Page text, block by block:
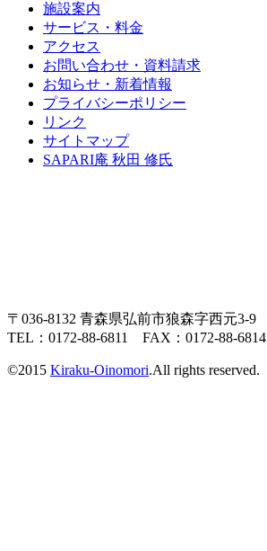
施設案内
サービス・料金
アクセス
お問い合わせ・資料請求
お知らせ・新着情報
プライバシーポリシー
リンク
サイトマップ
SAPARI庵 秋田 修氏
〒036-8132 青森県弘前市狼森字西元3-9
TEL：0172-88-6811 FAX：0172-88-6814
©2015 Kiraku-Oinomori.All rights reserved.